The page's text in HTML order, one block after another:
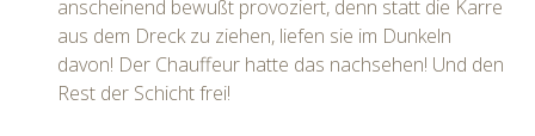
anscheinend bewußt provoziert, denn statt die Karre
aus dem Dreck zu ziehen, liefen sie im Dunkeln
davon! Der Chauffeur hatte das nachsehen! Und den
Rest der Schicht frei!